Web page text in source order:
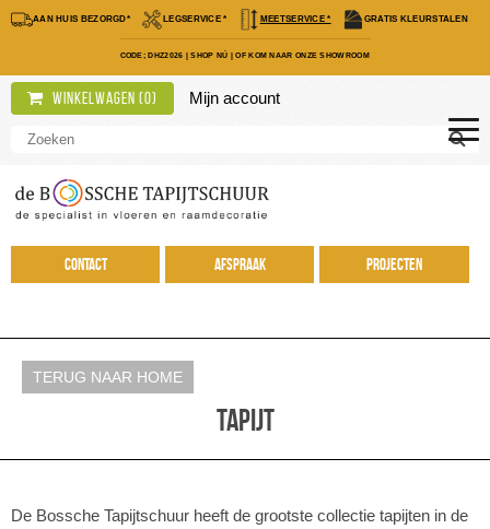
AAN HUIS BEZORGD* LEGSERVICE * MEETSERVICE * GRATIS KLEURSTALEN
CODE; DHZ2026 |SHOP NÚ |OF KOM NAAR ONZE SHOWROOM
Winkelwagen (0) Mijn account
Contact Afspraak Projecten
TERUG NAAR HOME
Tapijt
De Bossche Tapijtschuur heeft de grootste collectie tapijten in de